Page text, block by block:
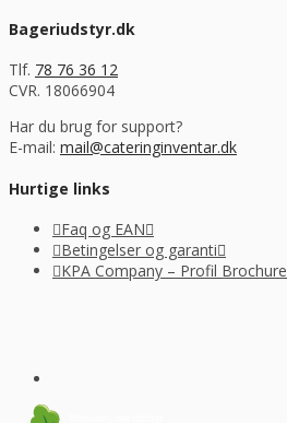
Bageriudstyr.dk
Tlf. 78 76 36 12
CVR. 18066904
Har du brug for support?
E-mail: mail@cateringinventar.dk
Hurtige links
Faq og EAN
Betingelser og garanti
KPA Company – Profil Brochure